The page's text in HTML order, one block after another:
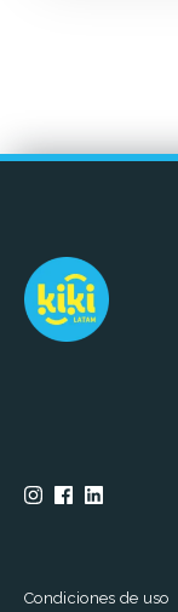
Condiciones de uso